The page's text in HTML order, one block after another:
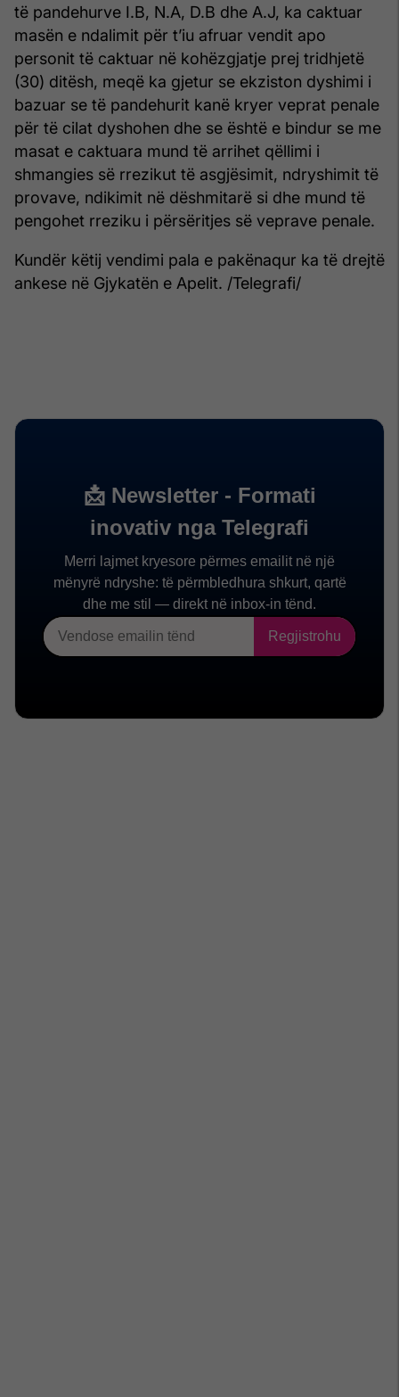
të pandehurve I.B, N.A, D.B dhe A.J, ka caktuar
masën e ndalimit për t’iu afruar vendit apo
personit të caktuar në kohëzgjatje prej tridhjetë
(30) ditësh, meqë ka gjetur se ekziston dyshimi i
bazuar se të pandehurit kanë kryer veprat penale
për të cilat dyshohen dhe se është e bindur se me
masat e caktuara mund të arrihet qëllimi i
shmangies së rrezikut të asgjësimit, ndryshimit të
provave, ndikimit në dëshmitarë si dhe mund të
pengohet rreziku i përsëritjes së veprave penale.
Kundër këtij vendimi pala e pakënaqur ka të drejtë
ankese në Gjykatën e Apelit. /Telegrafi/